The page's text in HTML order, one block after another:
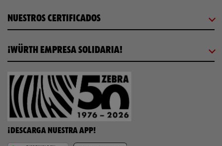
NUESTROS CERTIFICADOS
¡WÜRTH EMPRESA SOLIDARIA!
¡DESCARGA NUESTRA APP!